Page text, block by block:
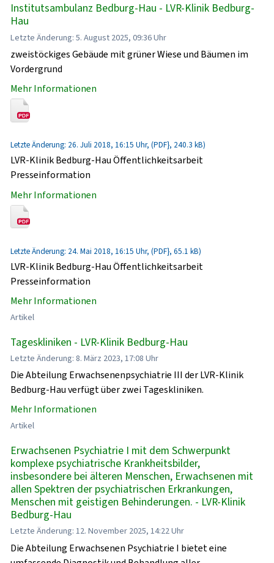
Institutsambulanz Bedburg-Hau - LVR-Klinik Bedburg-
Hau
Letzte Änderung: 5. August 2025, 09:36 Uhr
zweistöckiges Gebäude mit grüner Wiese und Bäumen im
Vordergrund
Mehr Informationen
Letzte Änderung: 26. Juli 2018, 16:15 Uhr, (PDF}, 240.3 kB)
LVR-Klinik Bedburg-Hau Öffentlichkeitsarbeit
Presseinformation
Mehr Informationen
Letzte Änderung: 24. Mai 2018, 16:15 Uhr, (PDF}, 65.1 kB)
LVR-Klinik Bedburg-Hau Öffentlichkeitsarbeit
Presseinformation
Mehr Informationen
Artikel
Tageskliniken - LVR-Klinik Bedburg-Hau
Letzte Änderung: 8. März 2023, 17:08 Uhr
Die Abteilung Erwachsenenpsychiatrie III der LVR-Klinik
Bedburg-Hau verfügt über zwei Tageskliniken.
Mehr Informationen
Artikel
Erwachsenen Psychiatrie I mit dem Schwerpunkt
komplexe psychiatrische Krankheitsbilder,
insbesondere bei älteren Menschen, Erwachsenen mit
allen Spektren der psychiatrischen Erkrankungen,
Menschen mit geistigen Behinderungen. - LVR-Klinik
Bedburg-Hau
Letzte Änderung: 12. November 2025, 14:22 Uhr
Die Abteilung Erwachsenen Psychiatrie I bietet eine